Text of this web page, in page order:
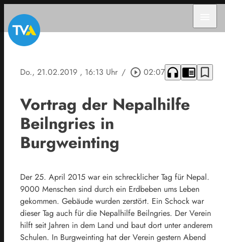
Do., 21.02.2019 , 16:13 Uhr / play_circle_outline 02:07 headphones chrome_reader_mode bookmark_border
Vortrag der Nepalhilfe
Beilngries in
Burgweinting
Der 25. April 2015 war ein schrecklicher Tag für Nepal.
9000 Menschen sind durch ein Erdbeben ums Leben
gekommen. Gebäude wurden zerstört. Ein Schock war
dieser Tag auch für die Nepalhilfe Beilngries. Der Verein
hilft seit Jahren in dem Land und baut dort unter anderem
Schulen. In Burgweinting hat der Verein gestern Abend